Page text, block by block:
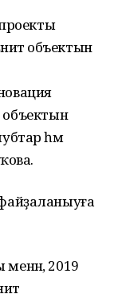
объектын
объектын
һәм
2019